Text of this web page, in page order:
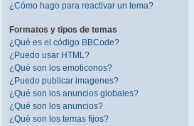
¿Cómo hago para reactivar un tema?
Formatos y tipos de temas
¿Qué es el código BBCode?
¿Puedo usar HTML?
¿Qué son los emoticonos?
¿Puedo publicar imagenes?
¿Qué son los anuncios globales?
¿Qué son los anuncios?
¿Qué son los temas fijos?